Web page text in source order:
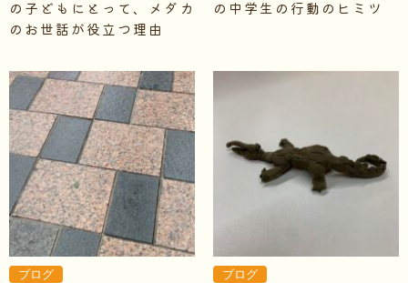
の子どもにとって、メダカ
のお世話が役立つ理由
の中学生の行動のヒミツ
ブログ ブログ